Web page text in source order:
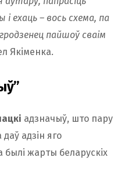
ехаць – вось схема, па
пайшоў сваім
Якіменка.
адзначыў, што пару
адзін яго
былі жарты беларускіх